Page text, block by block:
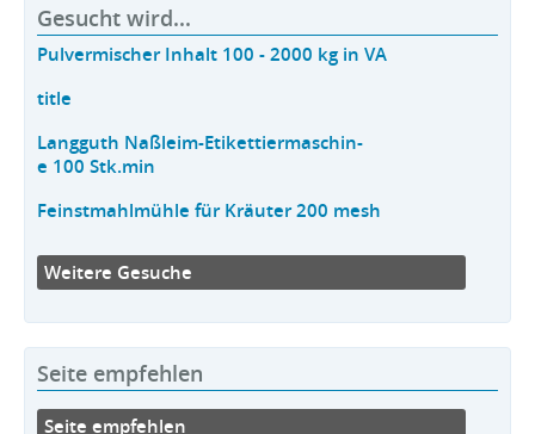
Gesucht wird...
Pulvermischer Inhalt 100 - 2000 kg in VA
title
Langguth Naßleim-Etikettiermaschin-
e 100 Stk.min
Feinstmahlmühle für Kräuter 200 mesh
Weitere Gesuche
Seite empfehlen
Seite empfehlen